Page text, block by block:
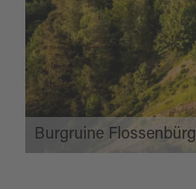
Burgruine Flossenbürg